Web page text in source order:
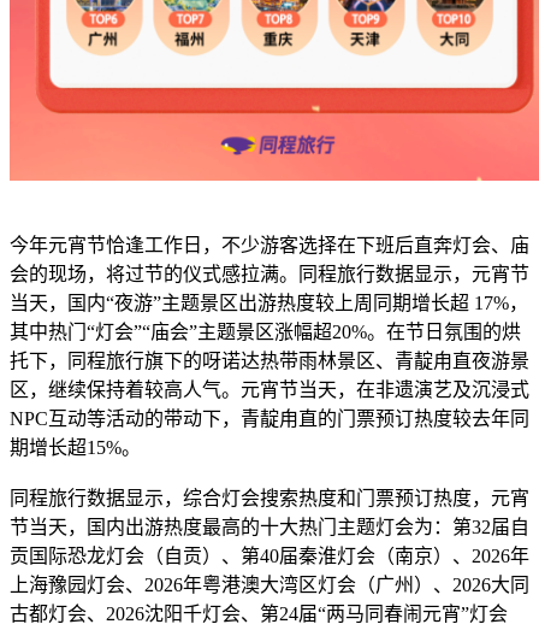
今年元宵节恰逢工作日，不少游客选择在下班后直奔灯会、庙
会的现场，将过节的仪式感拉满。同程旅行数据显示，元宵节
当天，国内“夜游”主题景区出游热度较上周同期增长超 17%，
其中热门“灯会”“庙会”主题景区涨幅超20%。在节日氛围的烘
托下，同程旅行旗下的呀诺达热带雨林景区、青靛甪直夜游景
区，继续保持着较高人气。元宵节当天，在非遗演艺及沉浸式
NPC互动等活动的带动下，青靛甪直的门票预订热度较去年同
期增长超15%。
同程旅行数据显示，综合灯会搜索热度和门票预订热度，元宵
节当天，国内出游热度最高的十大热门主题灯会为：第32届自
贡国际恐龙灯会（自贡）、第40届秦淮灯会（南京）、2026年
上海豫园灯会、2026年粤港澳大湾区灯会（广州）、2026大同
古都灯会、2026沈阳千灯会、第24届“两马同春闹元宵”灯会